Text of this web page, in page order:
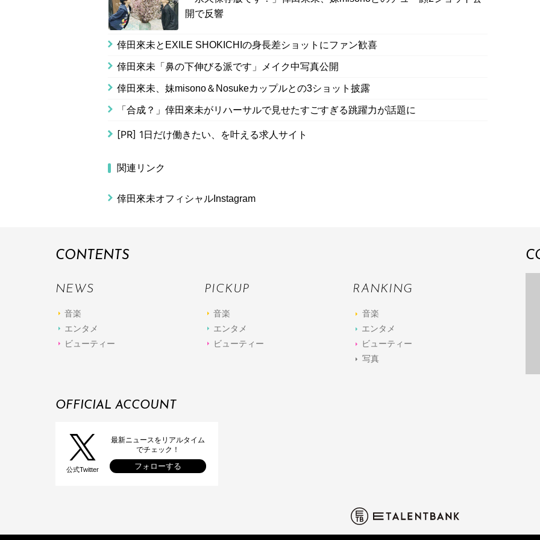
開で反響
倖田來未とEXILE SHOKICHIの身長差ショットにファン歓喜
倖田來未「鼻の下伸びる派です」メイク中写真公開
倖田來未、妹misono＆Nosukeカップルとの3ショット披露
「合成？」倖田來未がリハーサルで見せたすごすぎる跳躍力が話題に
[PR] 1日だけ働きたい、を叶える求人サイト
関連リンク
倖田來未オフィシャルInstagram
CONTENTS
NEWS
音楽
エンタメ
ビューティー
PICKUP
音楽
エンタメ
ビューティー
RANKING
音楽
エンタメ
ビューティー
写真
OFFICIAL ACCOUNT
公式Twitter
最新ニュースをリアルタイム
でチェック！
フォローする